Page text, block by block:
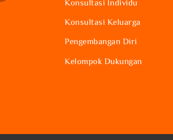
Konsultasi Individu
Konsultasi Keluarga
Pengembangan Diri
Kelompok Dukungan